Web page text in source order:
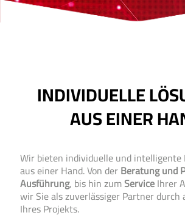
­INDIVIDUELLE
AUS EINER
Wir bieten individuelle und intelligente
aus einer Hand. Von derBeratung und
Aus­­führung, bis hin zumServiceIhrer
wir Sie als zu­ver­­lässiger Partner durch
Ihres Projekts.